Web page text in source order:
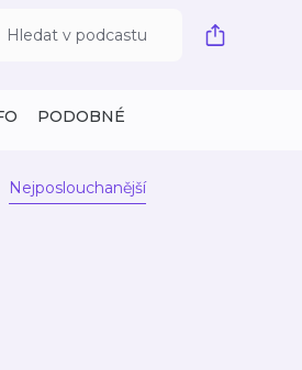
PODOBNÉ
Nejposlouchanější